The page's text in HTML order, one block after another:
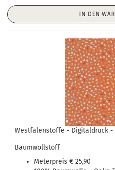
IN DEN
Westfalenstoffe - Digitaldruck -
Baumwollstoff
Meterpreis € 25,90